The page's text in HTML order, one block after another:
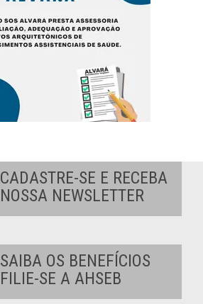
CADASTRE-SE E RECEBA
NOSSA NEWSLETTER
SAIBA OS BENEFÍCIOS
FILIE-SE A AHSEB